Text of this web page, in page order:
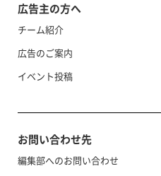
広告主の方へ
チーム紹介
広告のご案内
イベント投稿
お問い合わせ先
編集部へのお問い合わせ